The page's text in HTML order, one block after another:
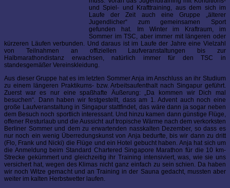
und Spiel- und Krafttraining, aus dem sich im
Laufe der Zeit auch eine Gruppe „älterer
Jugendlicher“ zum gemeinsamen Sport
gefunden hat. Im Winter im Kraftraum, im
Sommer im TSC, aber immer mit längeren oder
kürzeren Läufen verbunden. Und daraus ist im Laufe der Jahre eine Vielzahl
von Teilnahmen an offiziellen Laufveranstaltungen bis zur
Halbmarathondistanz erwachsen, natürlich immer für den TSC in
standesgemäßer Vereinskleidung.
Aus dieser Gruppe hat es im letzten Sommer Anja im Anschluss an ihr Studium
zu einem längeren Praktikums- bzw. Arbeitsaufenthalt nach Singapur geführt.
Zuerst war es nur eine spaßhafte Äußerung: „Da kommen wir Dich mal
besuchen“. Dann haben wir festgestellt, dass am 1. Advent auch noch eine
große Laufveranstaltung in Singapur stattfindet, das wäre dann ja sogar neben
dem Besuch noch sportlich interessant. Und hinzu kamen dann günstige Flüge,
offener Resturlaub und die Aussicht auf tropische Wärme nach dem verkorksten
Berliner Sommer und dem zu erwartenden nasskalten Dezember, so dass es
nur noch ein wenig Überredungskunst von Anja bedurfte, bis wir dann zu dritt
(Flo, Frank und Nicki) die Flüge und ein Hotel gebucht haben. Anja hat sich um
die Anmeldung beim Standard Chartered Singapore Marathon für die 10 km-
Strecke gekümmert und gleichzeitig ihr Training intensiviert, was, wie sie uns
versichert hat, wegen des Klimas nicht ganz einfach zu sein schien. Da haben
wir noch Witze gemacht und an Training in der Sauna gedacht, mussten aber
weiter im kalten Herbstwetter laufen.